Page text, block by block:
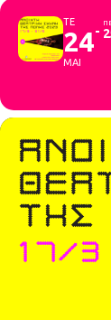
ΤΕ
24
ΜΑΙ